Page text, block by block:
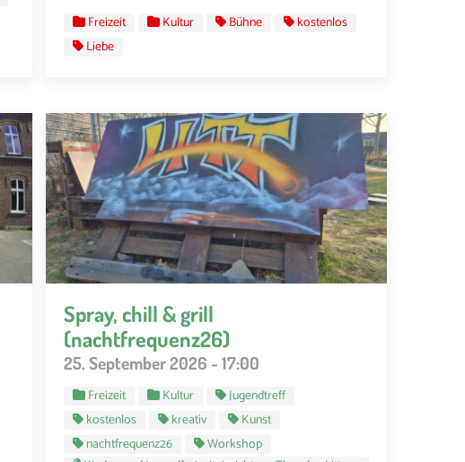
Freizeit Kultur Bühne
kostenlos
Liebe
Spray, chill & grill
(nachtfrequenz26)
25. September 2026 - 17:00
Freizeit Kultur
Jugendtreff
kostenlos
kreativ
Kunst
nachtfrequenz26
Workshop